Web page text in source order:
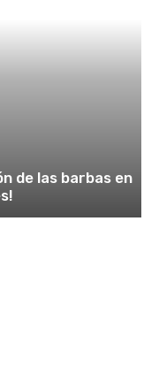
de las barbas en